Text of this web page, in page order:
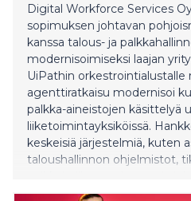
Digital Workforce Services
sopimuksen johtavan
kanssa talous- ja
modernisoimiseksi laajan
UiPathin orkestrointialustalle
agenttiratkaisu modernisoi
palkka-aineistojen käsittelyä
liiketoimintayksiköissä.
keskeisiä järjestelmiä, kuten
taloushallinnon ohjelmistot,
kokonaisuudeksi. Digital